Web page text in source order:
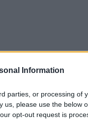
Information
parties, or processing of
us, please use the below
opt-out request is